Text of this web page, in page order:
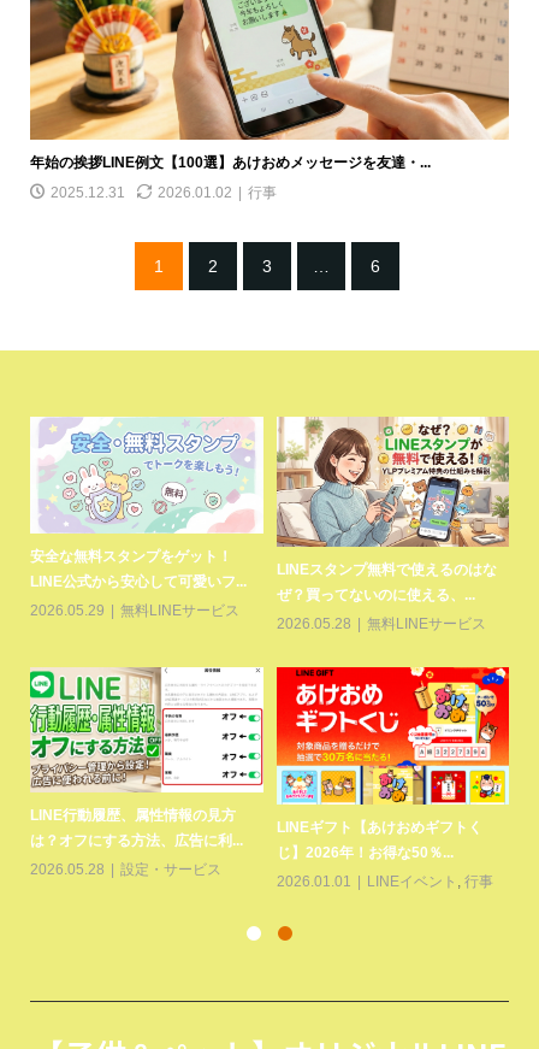
年始の挨拶LINE例文【100選】あけおめメッセージを友達・...
2025.12.31
2026.01.02 行事
1 2 3 6
安全な無料スタンプをゲット！
LINE公式から安心して可愛いフ...
2026.05.29
無料LINEサービス
LINEスタンプ無料で使えるのはな
ぜ？買ってないのに使える、...
2026.05.28
無料LINEサービス
LINE行動履歴、属性情報の見方
は？オフにする方法、広告に利...
2026.05.28
設定・サービス
LINEギフト【あけおめギフトく
じ】2026年！お得な50％...
2026.01.01
LINEイベント 行事